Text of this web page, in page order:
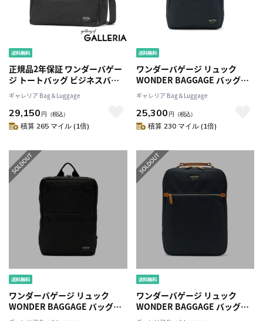
正規品2年保証 ワンダーバゲー
ジ トートバッグ ビジネスバッ
グ メンズ A4 B4 2WAY 自立 フ
ァスナー付き WONDER
BAGGAGE 軽量 大きめ 大容量
横 通勤 出張 日本製 防水 TOTE
ギャレリア Bag＆Luggage
29,150 円 （税込）
積算 265 マイル (1倍)
ワンダーバゲージ リュック
WONDER BAGGAGE バッグ
GOODMANS SLIM SACK グッ
ドマンズスリムザックリュック
サック ビジネスバッグ A4 薄型
ノートPC 通勤 ビジネス ブラン
ギャレリア Bag＆Luggage
25,300 円 （税込）
積算 230 マイル (1倍)
ワンダーバゲージ リュック
WONDER BAGGAGE バッグ
GOODMANS SLIM SACK グッ
ワンダーバゲージ リュック
WONDER BAGGAGE バッグ
GOODMANS MG BUSINESS